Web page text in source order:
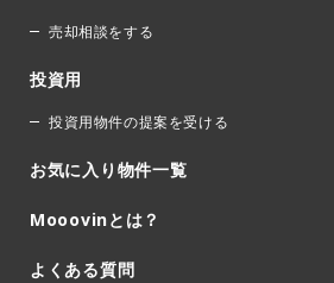
売却相談をする
投資用
投資用物件の提案を受ける
お気に入り物件一覧
Mooovinとは？
よくある質問